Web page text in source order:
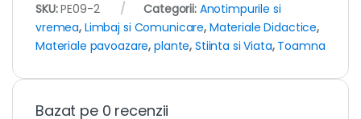
SKU:PE09-2 Categorii: Anotimpurile si
vremea, Limbaj si Comunicare, Materiale Didactice,
Materiale pavoazare,plante, Stiinta si Viata, Toamna
Bazat pe 0 recenzii